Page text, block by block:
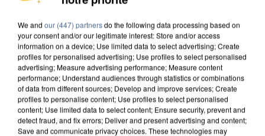
MAFIA INTERPELLÉ EN ALGÉRIE
We and our (447) partnersdo the following data processing based on
your consent and/or our legitimate interest: Store and/or access
information on a device; Use limited data to select advertising; Create
profiles for personalised advertising; Use profiles to select personalised
advertising; Measure advertising performance; Measure content
performance; Understand audiences through statistics or combinations
of data from different sources; Develop and improve services; Create
profiles to personalise content; Use profiles to select personalised
content; Use limited data to select content; Ensure security, prevent and
detect fraud, and fix errors; Deliver and present advertising and content;
Save and communicate privacy choices. These technologies may